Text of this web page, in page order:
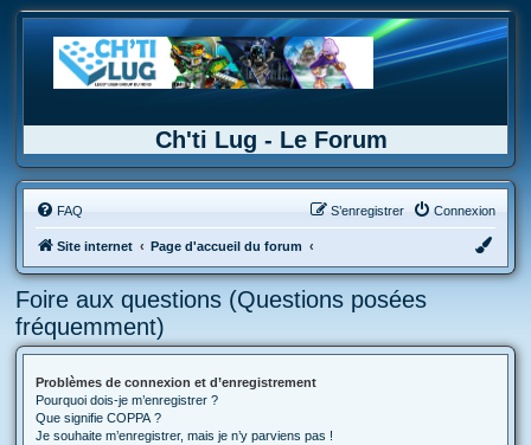
Ch'ti Lug - Le Forum
FAQ Connexion
S’enregistrer
Site internet Page d'accueil du forum
Foire aux questions (Questions posées
fréquemment)
Problèmes de connexion et d’enregistrement
Pourquoi dois-je m’enregistrer ?
Que signifie COPPA ?
Je souhaite m’enregistrer, mais je n’y parviens pas !